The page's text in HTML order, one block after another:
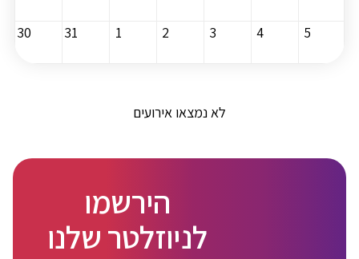
30 31 1 2 3 4 5
לא נמצאו אירועים
הירשמו
לניוזלטר שלנו